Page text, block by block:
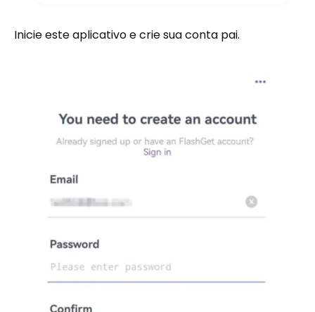
Inicie este aplicativo e crie sua conta pai.